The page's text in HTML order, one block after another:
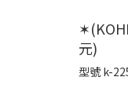
元)
型號k-